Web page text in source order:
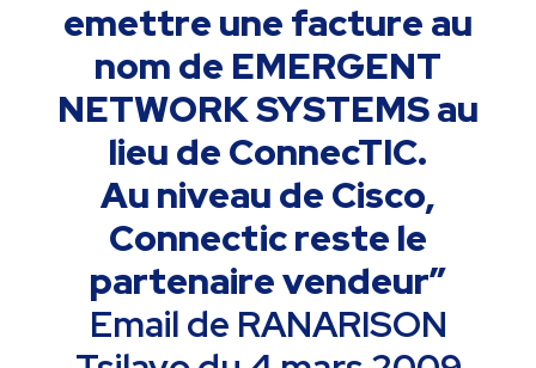
emettre une facture au
nom de EMERGENT
NETWORK SYSTEMS au
lieu de ConnecTIC.
Au niveau de Cisco,
Connectic reste le
partenaire vendeur”
Email de RANARISON